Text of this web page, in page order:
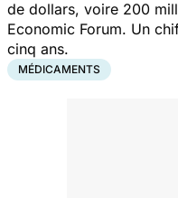
de dollars, voire 200
Economic Forum. Un
cinq ans.
MÉDICAMENTS